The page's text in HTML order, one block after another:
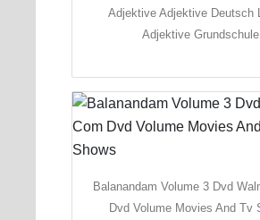
Adjektive Adjektive Deutsch
Adjektive Grundschule
Balanandam Volume 3 Dvd
Dvd Volume Movies And Tv